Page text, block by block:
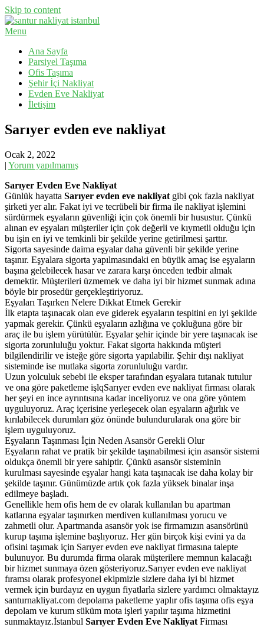
Skip to content
Santur Nakliyat
Menu
Ana Sayfa
Parsiyel Taşıma
Ofis Taşıma
Şehir İçi Nakliyat
Evden Eve Nakliyat
İletişim
Sarıyer evden eve nakliyat
Ocak 2, 2022
| Yorum yapılmamış
Sarıyer Evden Eve Nakliyat
Günlük hayatta Sarıyer evden eve nakliyat gibi çok fazla nakliyat
şirketi yer alır. Fakat iyi ve tecrübeli bir firma ile nakliyat işlemini
sürdürmek eşyaların güvenliği için çok önemli bir husustur. Çünkü
alınan ev eşyaları müşteriler için çok değerli ve kıymetli olduğu için
bu işin en iyi ve temkinli bir şekilde yerine getirilmesi şarttır.
Sigorta sayesinde daima eşyalar daha güvenli bir şekilde yerine
taşınır. Eşyalara sigorta yapılmasındaki en büyük amaç ise eşyaların
başına gelebilecek hasar ve zarara karşı önceden tedbir almak
demektir. Müşterileri üzmemek ve daha iyi bir hizmet sunmak adına
böyle bir prosedür gerçekleştiriyoruz.
Eşyaları Taşırken Nelere Dikkat Etmek Gerekir
İlk etapta taşınacak olan eve giderek eşyaların tespitini en iyi şekilde
yapmak gerekir. Çünkü eşyaların azlığına ve çokluğuna göre bir
araç ile bu işlem yürütülür. Eşyalar şehir içinde bir yere taşınacak ise
sigorta zorunluluğu yoktur. Fakat sigorta hakkında müşteri
bilgilendirilir ve isteğe göre sigorta yapılabilir. Şehir dışı nakliyat
sisteminde ise mutlaka sigorta zorunluluğu vardır.
Uzun yolculuk sebebi ile eksper tarafından eşyalara tutanak tutulur
ve ona göre paketleme işlqSarıyer evden eve nakliyat firması olarak
her şeyi en ince ayrıntısına kadar inceliyoruz ve ona göre yöntem
uyguluyoruz. Araç içerisine yerleşecek olan eşyaların ağırlık ve
kırılabilecek durumları göz önünde bulundurularak ona göre bir
işlem uyguluyoruz.
Eşyaların Taşınması İçin Neden Asansör Gerekli Olur
Eşyaların rahat ve pratik bir şekilde taşınabilmesi için asansör sistemi
oldukça önemli bir yere sahiptir. Çünkü asansör sisteminin
kurulması sayesinde eşyalar hangi kata taşınacak ise daha kolay bir
şekilde taşınır. Günümüzde artık çok fazla yüksek binalar inşa
edilmeye başladı.
Genellikle hem ofis hem de ev olarak kullanılan bu apartman
katlarına eşyalar taşınırken merdiven kullanılması yorucu ve
zahmetli olur. Apartmanda asansör yok ise firmamızın asansörünü
kurup taşıma işlemine başlıyoruz. Her gün birçok kişi evini ya da
ofisini taşımak için Sarıyer evden eve nakliyat firmasına talepte
bulunuyor. Bu durumda firma olarak müşterilere memnun kalacağı
bir hizmet sunmaya özen gösteriyoruz.Sarıyer evden eve nakliyat
fıramsı olarak profesyonel ekipmizle sizlere daha iyi bi hizmet
vermek için burdayız en uygun fiyatlarla sizlere yardımcı olmaktayız
santurnakliyat.com depolama paketleme yaplır ofis taşıma ofis eşya
depolam ve kurum süküm mota işleri yapılır taşıma hizmetini
sunmaktayız.İstanbul Sarıyer Evden Eve Nakliyat Firması